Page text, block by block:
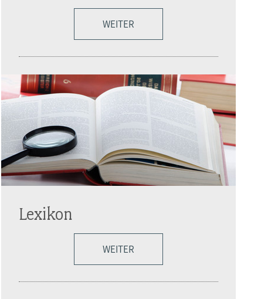
WEITER
Lexikon
WEITER